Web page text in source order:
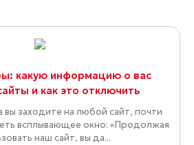
какую информацию о вас
и как это отключить
вы заходите на любой сайт, почти
всплывающее окно: «Продолжая
наш сайт, вы да...